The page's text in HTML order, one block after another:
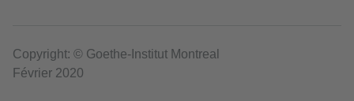
Copyright: © Goethe-Institut Montreal
Février 2020